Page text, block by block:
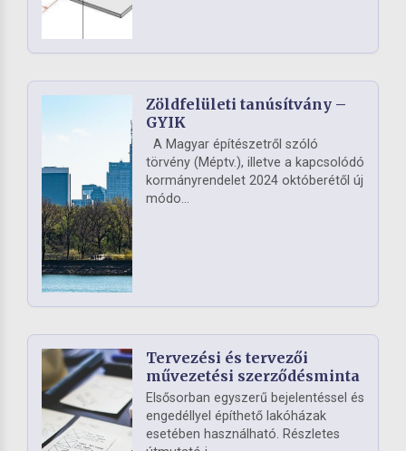
Zöldfelületi tanúsítvány –
GYIK
A Magyar építészetről szóló
törvény (Méptv.), illetve a kapcsolódó
kormányrendelet 2024 októberétől új
módo...
Tervezési és tervezői
művezetési szerződésminta
Elsősorban egyszerű bejelentéssel és
engedéllyel építhető lakóházak
esetében használható. Részletes